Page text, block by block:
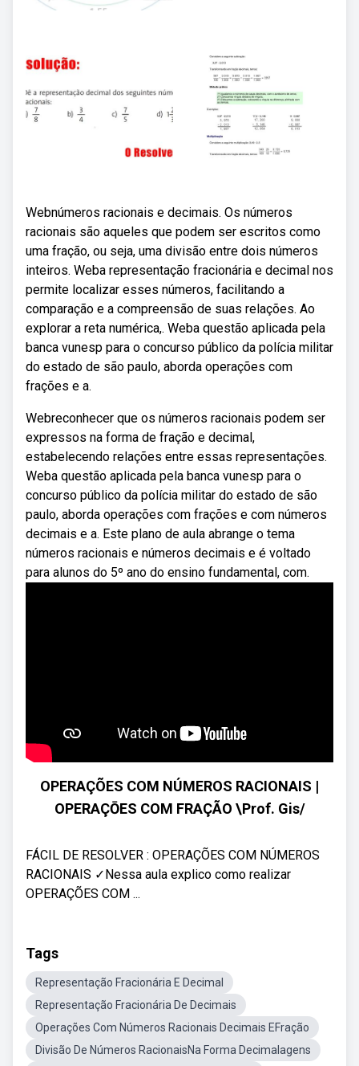
Webnúmeros racionais e decimais. Os números
racionais são aqueles que podem ser escritos como
uma fração, ou seja, uma divisão entre dois números
inteiros. Weba representação fracionária e decimal nos
permite localizar esses números, facilitando a
comparação e a compreensão de suas relações. Ao
explorar a reta numérica,. Weba questão aplicada pela
banca vunesp para o concurso público da polícia militar
do estado de são paulo, aborda operações com
frações e a.
Webreconhecer que os números racionais podem ser
expressos na forma de fração e decimal,
estabelecendo relações entre essas representações.
Weba questão aplicada pela banca vunesp para o
concurso público da polícia militar do estado de são
paulo, aborda operações com frações e com números
decimais e a. Este plano de aula abrange o tema
números racionais e números decimais e é voltado
para alunos do 5º ano do ensino fundamental, com.
OPERAÇÕES COM NÚMEROS RACIONAIS |
OPERAÇŌES COM FRAÇÃO \Prof. Gis/
FÁCIL DE RESOLVER : OPERAÇÕES COM NÚMEROS
RACIONAIS ✓Nessa aula explico como realizar
OPERAÇÕES COM ...
Tags
Representação Fracionária E Decimal
Representação Fracionária De Decimais
Operações Com Números Racionais Decimais EFração
Divisão De Números RacionaisNa Forma Decimalagens